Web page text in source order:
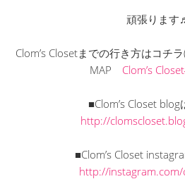
頑張ります
Clom’s Closetまでの行き方はコチ
MAP Clom’s
■Clom’s Closet blog
http://
■Clom’s Closet
http://instagram.com/